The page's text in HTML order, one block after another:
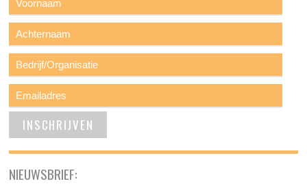
NIEUWSBRIEF: